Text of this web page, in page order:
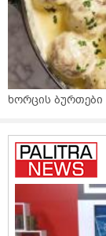
ხორცის ბურთები